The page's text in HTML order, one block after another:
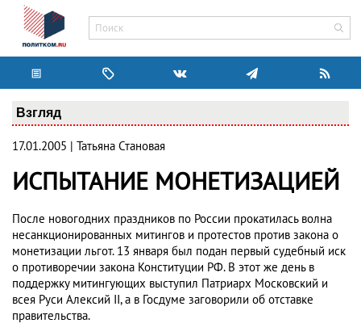
Взгляд
17.01.2005 | Татьяна Становая
ИСПЫТАНИЕ МОНЕТИЗАЦИЕЙ
После новогодних праздников по России прокатилась волна
несанкционированных митингов и протестов против закона о
монетизации льгот. 13 января был подан первый судебный иск
о противоречии закона Конституции РФ. В этот же день в
поддержку митингующих выступил Патриарх Московский и
всея Руси Алексий II, а в Госдуме заговорили об отставке
правительства.